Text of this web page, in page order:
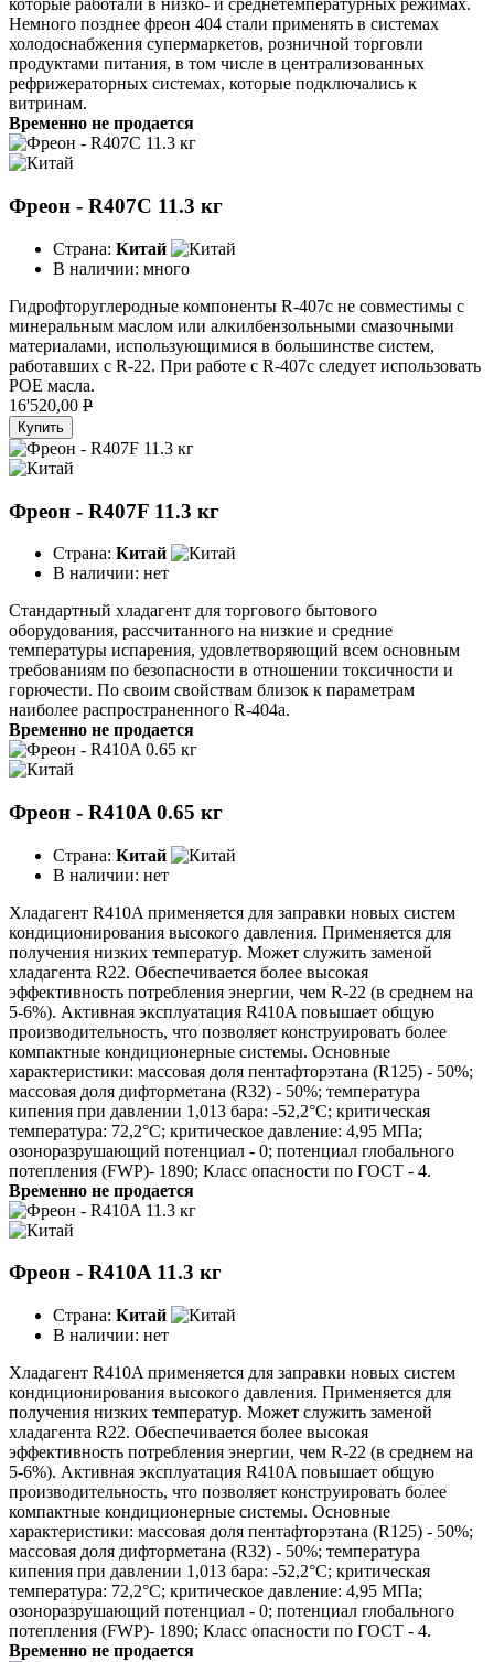
которые работали в низко- и среднетемпературных режимах.
Немного позднее фреон 404 стали применять в системах
холодоснабжения супермаркетов, розничной торговли
продуктами питания, в том числе в централизованных
рефрижераторных системах, которые подключались к
витринам.
Временно не продается
Фреон - R407C 11.3 кг
Страна: Китай
В наличии: много
Гидрофторуглеродные компоненты R-407c не совместимы с
минеральным маслом или алкилбензольными смазочными
материалами, использующимися в большинстве систем,
работавших с R-22. При работе с R-407c следует использовать
POE масла.
16'520,00 P
Купить
Фреон - R407F 11.3 кг
Страна: Китай
В наличии: нет
Стандартный хладагент для торгового бытового
оборудования, рассчитанного на низкие и средние
температуры испарения, удовлетворяющий всем основным
требованиям по безопасности в отношении токсичности и
горючести. По своим свойствам близок к параметрам
наиболее распространенного R-404a.
Временно не продается
Фреон - R410A 0.65 кг
Страна: Китай
В наличии: нет
Хладагент R410A применяется для заправки новых систем
кондиционирования высокого давления. Применяется для
получения низких температур. Может служить заменой
хладагента R22. Обеспечивается более высокая
эффективность потребления энергии, чем R-22 (в среднем на
5-6%). Активная эксплуатация R410A повышает общую
производительность, что позволяет конструировать более
компактные кондиционерные системы. Основные
характеристики: массовая доля пентафторэтана (R125) - 50%;
массовая доля дифторметана (R32) - 50%; температура
кипения при давлении 1,013 бара: -52,2°C; критическая
температура: 72,2°C; критическое давление: 4,95 МПа;
озоноразрушающий потенциал - 0; потенциал глобального
потепления (FWP)- 1890; Класс опасности по ГОСТ - 4.
Временно не продается
Фреон - R410A 11.3 кг
Страна: Китай
В наличии: нет
Хладагент R410A применяется для заправки новых систем
кондиционирования высокого давления. Применяется для
получения низких температур. Может служить заменой
хладагента R22. Обеспечивается более высокая
эффективность потребления энергии, чем R-22 (в среднем на
5-6%). Активная эксплуатация R410A повышает общую
производительность, что позволяет конструировать более
компактные кондиционерные системы. Основные
характеристики: массовая доля пентафторэтана (R125) - 50%;
массовая доля дифторметана (R32) - 50%; температура
кипения при давлении 1,013 бара: -52,2°C; критическая
температура: 72,2°C; критическое давление: 4,95 МПа;
озоноразрушающий потенциал - 0; потенциал глобального
потепления (FWP)- 1890; Класс опасности по ГОСТ - 4.
Временно не продается